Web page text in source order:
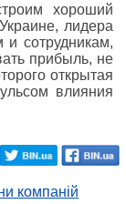
хороший
лидера
и сотрудникам,
прибыль, не
открытая
влияния
компаній